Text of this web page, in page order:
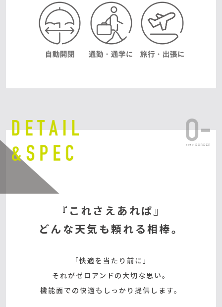
『これさえあれば』
どんな天気も頼れる相棒。
「快適を当たり前に」
それがゼロアンドの大切な思い。
機能面での快適もしっかり提供します。